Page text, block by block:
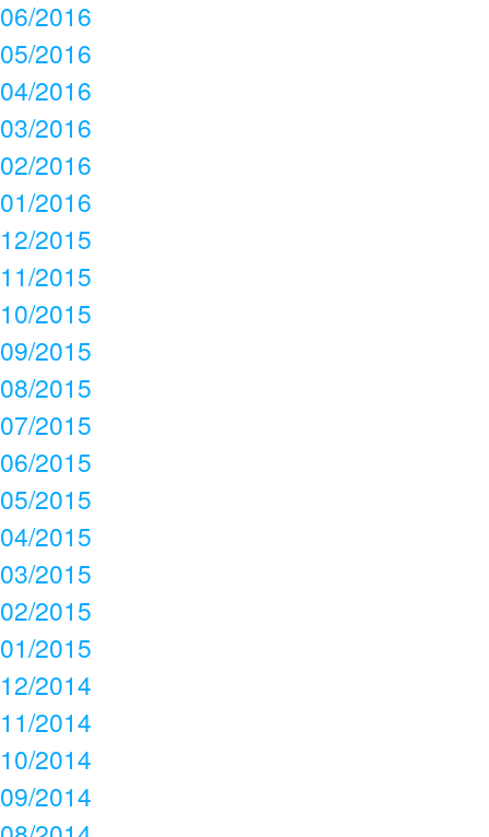
06/2016
05/2016
04/2016
03/2016
02/2016
01/2016
12/2015
11/2015
10/2015
09/2015
08/2015
07/2015
06/2015
05/2015
04/2015
03/2015
02/2015
01/2015
12/2014
11/2014
10/2014
09/2014